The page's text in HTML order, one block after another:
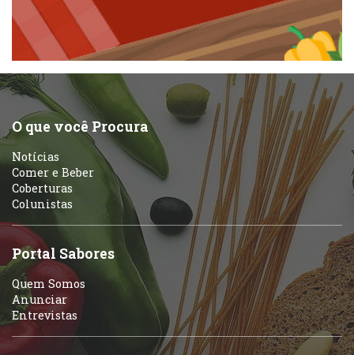
Peixes e Frutos do Mar
Pizzarias
Portuguesa
Self-service
Sobremesas e sorvetes
Pizzarias
Portuguesa
Sobremesas e sorvetes
Variados
O que você Procura
Notícias
Comer e Beber
Coberturas
Colunistas
Portal Sabores
Quem Somos
Anunciar
Entrevistas